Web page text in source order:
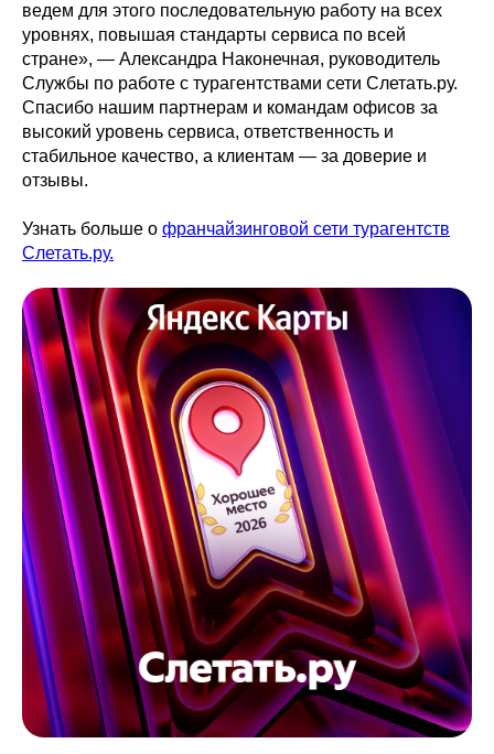
ведем для этого последовательную работу на всех
уровнях, повышая стандарты сервиса по всей
стране», — Александра Наконечная, руководитель
Службы по работе с турагентствами сети Слетать.ру.
Спасибо нашим партнерам и командам офисов за
высокий уровень сервиса, ответственность и
стабильное качество, а клиентам — за доверие и
отзывы.
Узнать больше о франчайзинговой сети турагентств
Слетать.ру.